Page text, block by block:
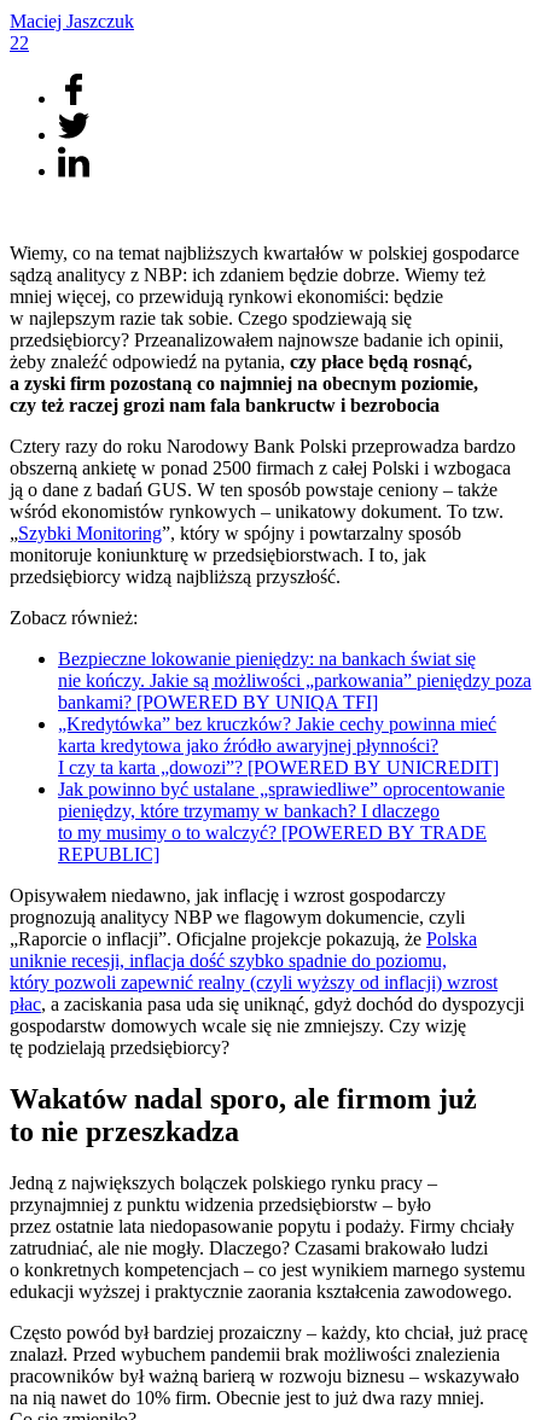
Maciej Jaszczuk
22
Wiemy, co na temat najbliższych kwartałów w polskiej gospodarce
sądzą analitycy z NBP: ich zdaniem będzie dobrze. Wiemy też
mniej więcej, co przewidują rynkowi ekonomiści: będzie
w najlepszym razie tak sobie. Czego spodziewają się
przedsiębiorcy? Przeanalizowałem najnowsze badanie ich opinii,
żeby znaleźć odpowiedź na pytania, czy płace będą rosnąć,
a zyski firm pozostaną co najmniej na obecnym poziomie,
czy też raczej grozi nam fala bankructw i bezrobocia
Cztery razy do roku Narodowy Bank Polski przeprowadza bardzo
obszerną ankietę w ponad 2500 firmach z całej Polski i wzbogaca
ją o dane z badań GUS. W ten sposób powstaje ceniony – także
wśród ekonomistów rynkowych – unikatowy dokument. To tzw.
„Szybki Monitoring”, który w spójny i powtarzalny sposób
monitoruje koniunkturę w przedsiębiorstwach. I to, jak
przedsiębiorcy widzą najbliższą przyszłość.
Zobacz również:
Bezpieczne lokowanie pieniędzy: na bankach świat się
nie kończy. Jakie są możliwości „parkowania” pieniędzy poza
bankami? [POWERED BY UNIQA TFI]
„Kredytówka” bez kruczków? Jakie cechy powinna mieć
karta kredytowa jako źródło awaryjnej płynności?
I czy ta karta „dowozi”? [POWERED BY UNICREDIT]
Jak powinno być ustalane „sprawiedliwe” oprocentowanie
pieniędzy, które trzymamy w bankach? I dlaczego
to my musimy o to walczyć? [POWERED BY TRADE
REPUBLIC]
Opisywałem niedawno, jak inflację i wzrost gospodarczy
prognozują analitycy NBP we flagowym dokumencie, czyli
„Raporcie o inflacji”. Oficjalne projekcje pokazują, że Polska
uniknie recesji, inflacja dość szybko spadnie do poziomu,
który pozwoli zapewnić realny (czyli wyższy od inflacji) wzrost
płac, a zaciskania pasa uda się uniknąć, gdyż dochód do dyspozycji
gospodarstw domowych wcale się nie zmniejszy. Czy wizję
tę podzielają przedsiębiorcy?
Wakatów nadal sporo, ale firmom już
to nie przeszkadza
Jedną z największych bolączek polskiego rynku pracy –
przynajmniej z punktu widzenia przedsiębiorstw – było
przez ostatnie lata niedopasowanie popytu i podaży. Firmy chciały
zatrudniać, ale nie mogły. Dlaczego? Czasami brakowało ludzi
o konkretnych kompetencjach – co jest wynikiem marnego systemu
edukacji wyższej i praktycznie zaorania kształcenia zawodowego.
Często powód był bardziej prozaiczny – każdy, kto chciał, już pracę
znalazł. Przed wybuchem pandemii brak możliwości znalezienia
pracowników był ważną barierą w rozwoju biznesu – wskazywało
na nią nawet do 10% firm. Obecnie jest to już dwa razy mniej.